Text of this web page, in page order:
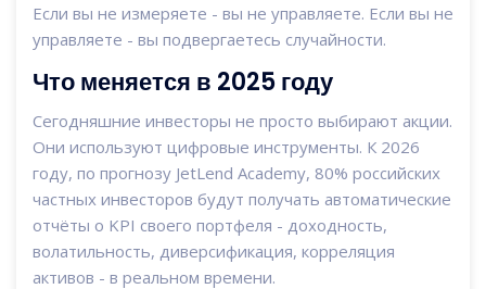
Если вы не измеряете - вы не управляете. Если вы не
управляете - вы подвергаетесь случайности.
Что меняется в 2025 году
Сегодняшние инвесторы не просто выбирают акции.
Они используют цифровые инструменты. К 2026
году, по прогнозу JetLend Academy, 80% российских
частных инвесторов будут получать автоматические
отчёты о KPI своего портфеля - доходность,
волатильность, диверсификация, корреляция
активов - в реальном времени.